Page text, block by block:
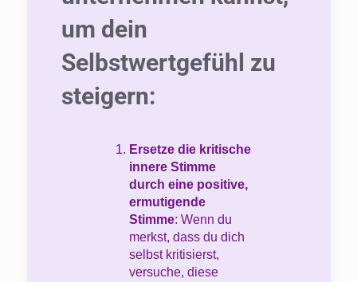
um dein
Selbstwertgefühl zu
steigern:
Ersetze die kritische
innere Stimme
durch eine positive,
ermutigende
Stimme: Wenn du
merkst, dass du dich
selbst kritisierst,
versuche, diese